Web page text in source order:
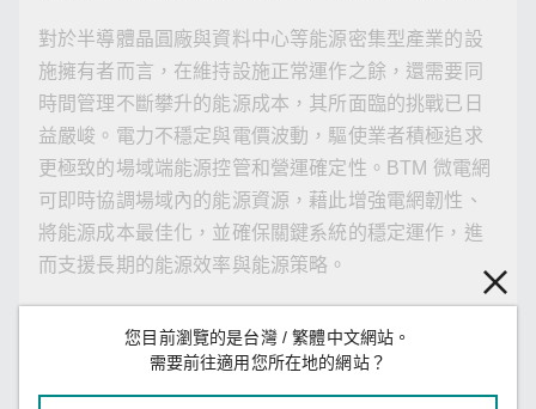
對於半導體晶圓廠與資料中心等能源密集型產業的設
施擁有者而言，在維持設施正常運作之餘，還需要同
時間管理不斷攀升的能源成本，其所面臨的挑戰已日
益嚴峻。電力不穩定與電價波動，驅使業者積極追求
更極致的場域端能源控管和營運確定性。BTM 微電網
可即時協調場域內的能源資源，藉此增強電網韌性、
將能源成本最佳化，並確保關鍵系統的穩定運作，進
而支援長期的能源效率與能源策略。
本應用說明將探討以下關鍵問題：
什麼是 BTM 微電網，它如何運作？
您目前瀏覽的是台灣 / 繁體中文網站。
需要前往適用您所在地的網站？